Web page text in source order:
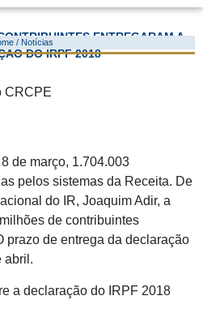
ENTREGARAM A
DO IRPF 2018
/ Notícias
CRCPE
de março, 1.704.003
pelos sistemas da Receita. De
do IR, Joaquim Adir, a
de contribuintes
prazo de entrega da declaração
abril.
a declaração do IRPF 2018